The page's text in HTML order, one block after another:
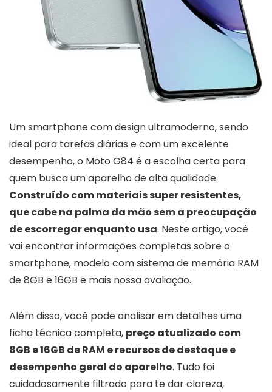
Um smartphone com design ultramoderno, sendo
ideal para tarefas diárias e com um excelente
desempenho, o Moto G84 é a escolha certa para
quem busca um aparelho de alta qualidade.
Construído com materiais super resistentes,
que cabe na palma da mão sem a preocupação
de escorregar enquanto usa. Neste artigo, você
vai encontrar informações completas sobre o
smartphone, modelo com sistema de memória RAM
de 8GB e 16GB e mais nossa avaliação.
Além disso, você pode analisar em detalhes uma
ficha técnica completa, preço atualizado com
8GB e 16GB de RAM e recursos de destaque e
desempenho geral do aparelho. Tudo foi
cuidadosamente filtrado para te dar clareza,